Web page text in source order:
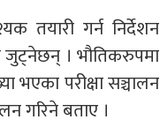
तयारी गर्न निर्देशन
जुट्नेछन् । भौतिकरुपमा
भएका परीक्षा सञ्चालन
गरिने बताए ।